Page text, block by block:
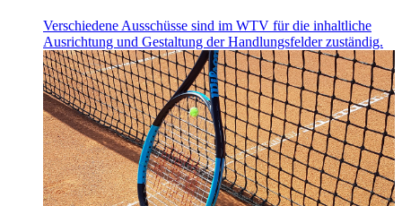
Verschiedene Ausschüsse sind im WTV für die inhaltliche
Ausrichtung und Gestaltung der Handlungsfelder zuständig.